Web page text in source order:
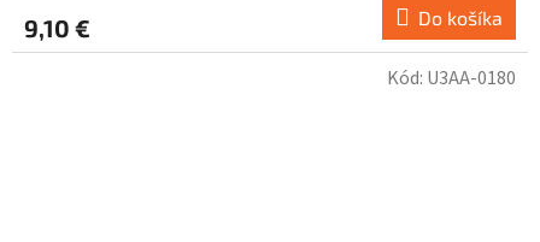
9,10 € Do košíka
Kód: U3AA-0180